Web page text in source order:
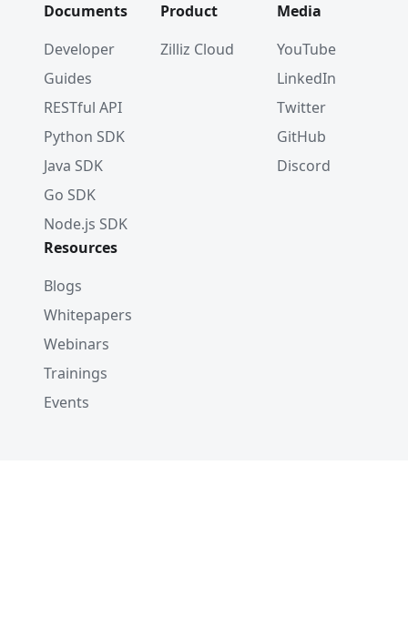
Documents
Developer
Guides
RESTful API
Python SDK
Java SDK
Go SDK
Node.js SDK
Product
Zilliz Cloud
Media
YouTube
LinkedIn
Twitter
GitHub
Discord
Resources
Blogs
Whitepapers
Webinars
Trainings
Events